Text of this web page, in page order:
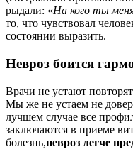
рыдали: «На кого ты
то, что чувствовал
состоянии выразить.
Невроз боится
Врачи не устают
Мы же не устаем не
лучшем случае все
заключаются в приеме
болезнь,невроз легче